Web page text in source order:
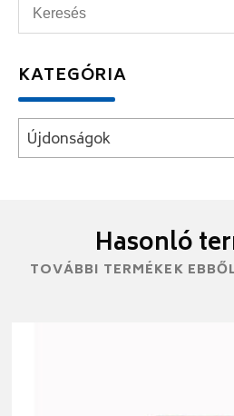
KATEGÓRIA
Újdonságok
Hasonló
TOVÁBBI TERMÉKEK